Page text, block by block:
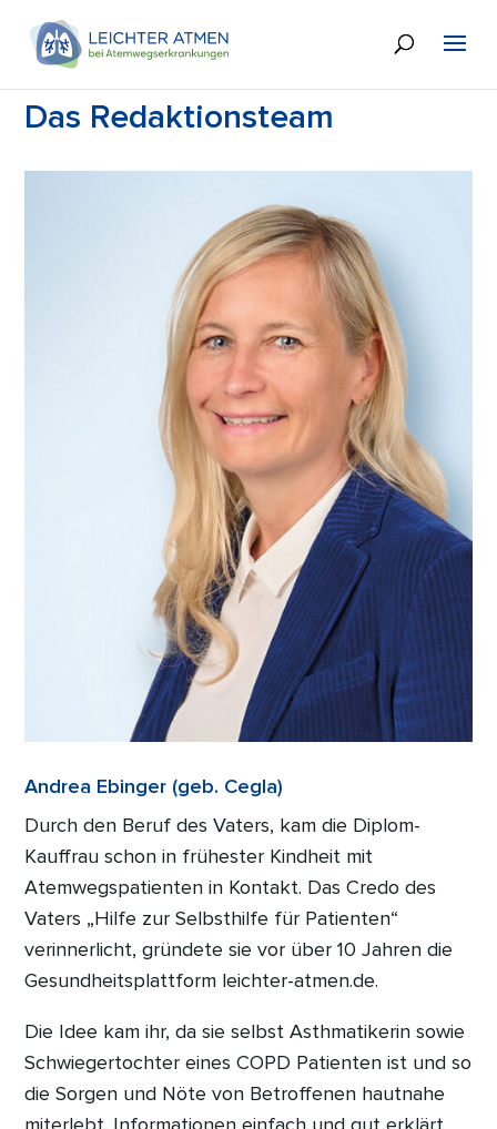
Das Redaktionsteam
Andrea Ebinger (geb. Cegla)
Durch den Beruf des Vaters, kam die Diplom-
Kauffrau schon in frühester Kindheit mit
Atemwegspatienten in Kontakt. Das Credo des
Vaters „Hilfe zur Selbsthilfe für Patienten“
verinnerlicht, gründete sie vor über 10 Jahren die
Gesundheitsplattform leichter-atmen.de.
Die Idee kam ihr, da sie selbst Asthmatikerin sowie
Schwiegertochter eines COPD Patienten ist und so
die Sorgen und Nöte von Betroffenen hautnahe